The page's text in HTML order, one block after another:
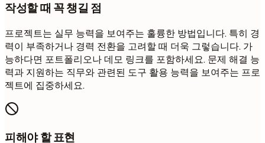
작성할 때 꼭 챙길 점
프로젝트는 실무 능력을 보여주는 훌륭한 방법입니다. 특히 경
력이 부족하거나 경력 전환을 고려할 때 더욱 그렇습니다. 가
능하다면 포트폴리오나 데모 링크를 포함하세요. 문제 해결 능
력과 지원하는 직무와 관련된 도구 활용 능력을 보여주는 프로
젝트에 집중하세요.
피해야 할 표현